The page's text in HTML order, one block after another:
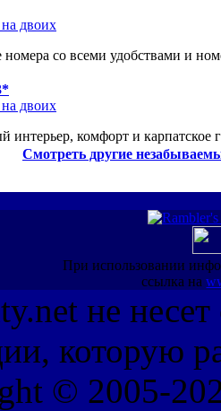
двоих
номера со всеми удобствами и
двоих
интерьер, комфорт и карпатское
Смотреть другие
При использовании
ссылка на
не несет
которую
© 2005-